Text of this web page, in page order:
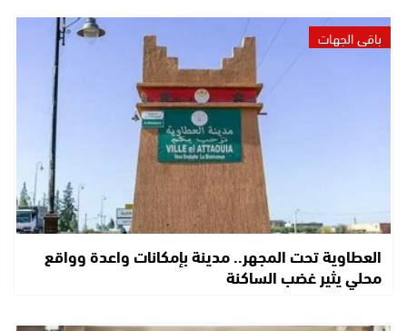
باقي الجهات
العطاوية تحت المجهر.. مدينة بإمكانات واعدة وواقع
محلي يثير غضب الساكنة